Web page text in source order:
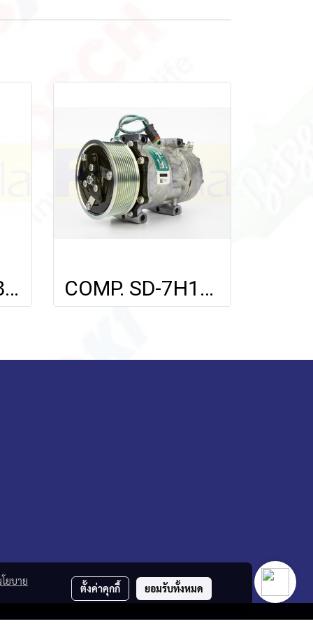
SD-7B08 (8308) 12V. (6 PK) (134a) SANDEN. COMP. SD-7H15 (8295 / 7655) (10PV) FOR SCANIA'09 24V.
ยบาย
ตั้งค่าคุกกี้ ยอมรับทั้งหมด